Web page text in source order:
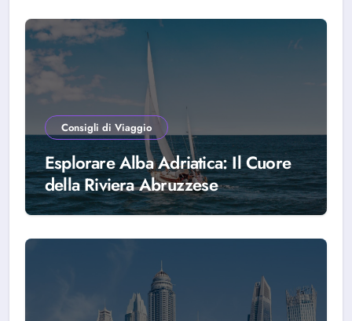
Consigli di Viaggio
Esplorare Alba Adriatica: Il Cuore
della Riviera Abruzzese